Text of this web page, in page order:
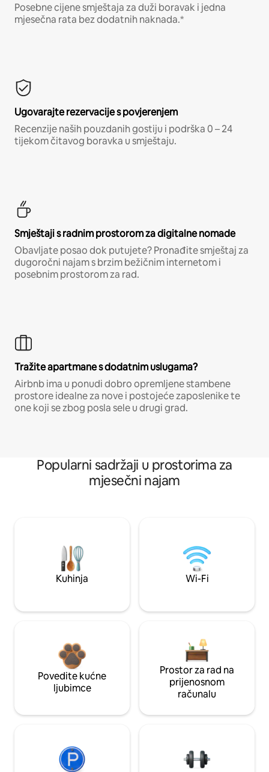
Posebne cijene smještaja za duži boravak i jedna
mjesečna rata bez dodatnih naknada.*
Ugovarajte rezervacije s povjerenjem
Recenzije naših pouzdanih gostiju i podrška 0 – 24
tijekom čitavog boravka u smještaju.
Smještaji s radnim prostorom za digitalne nomade
Obavljate posao dok putujete? Pronađite smještaj za
dugoročni najam s brzim bežičnim internetom i
posebnim prostorom za rad.
Tražite apartmane s dodatnim uslugama?
Airbnb ima u ponudi dobro opremljene stambene
prostore idealne za nove i postojeće zaposlenike te
one koji se zbog posla sele u drugi grad.
Popularni sadržaji u prostorima za
mjesečni najam
Kuhinja Wi-Fi
Povedite kućne
ljubimce
Prostor za rad na
prijenosnom
računalu